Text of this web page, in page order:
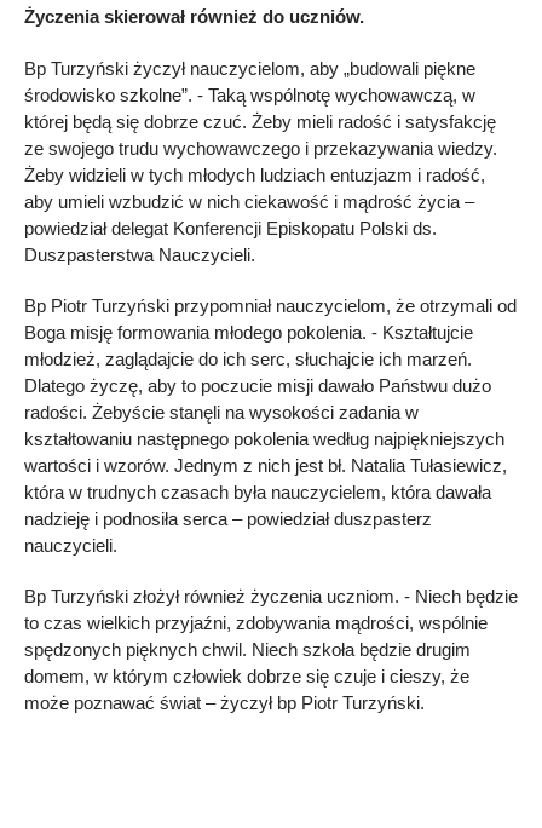
Życzenia skierował również do uczniów.
Bp Turzyński życzył nauczycielom, aby „budowali piękne
środowisko szkolne”. - Taką wspólnotę wychowawczą, w
której będą się dobrze czuć. Żeby mieli radość i satysfakcję
ze swojego trudu wychowawczego i przekazywania wiedzy.
Żeby widzieli w tych młodych ludziach entuzjazm i radość,
aby umieli wzbudzić w nich ciekawość i mądrość życia –
powiedział delegat Konferencji Episkopatu Polski ds.
Duszpasterstwa Nauczycieli.
Bp Piotr Turzyński przypomniał nauczycielom, że otrzymali od
Boga misję formowania młodego pokolenia. - Kształtujcie
młodzież, zaglądajcie do ich serc, słuchajcie ich marzeń.
Dlatego życzę, aby to poczucie misji dawało Państwu dużo
radości. Żebyście stanęli na wysokości zadania w
kształtowaniu następnego pokolenia według najpiękniejszych
wartości i wzorów. Jednym z nich jest bł. Natalia Tułasiewicz,
która w trudnych czasach była nauczycielem, która dawała
nadzieję i podnosiła serca – powiedział duszpasterz
nauczycieli.
Bp Turzyński złożył również życzenia uczniom. - Niech będzie
to czas wielkich przyjaźni, zdobywania mądrości, wspólnie
spędzonych pięknych chwil. Niech szkoła będzie drugim
domem, w którym człowiek dobrze się czuje i cieszy, że
może poznawać świat – życzył bp Piotr Turzyński.